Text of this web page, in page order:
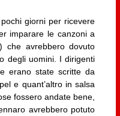
giorni per ricevere
imparare le canzoni a
che avrebbero dovuto
degli uomini. I dirigenti
erano state scritte da
e quant’altro in salsa
fossero andate bene,
avrebbero potuto